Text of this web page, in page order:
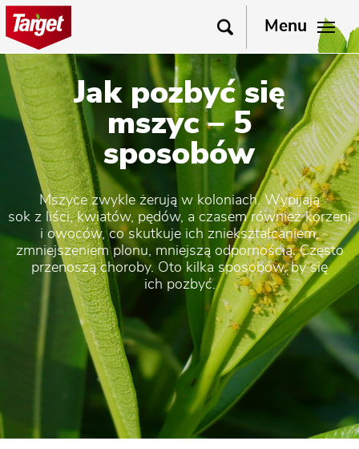
Menu
Jak pozbyć się
mszyc – 5
sposobów
Mszyce zwykle żerują w koloniach. Wypijają
sok z liści, kwiatów, pędów, a czasem również korzeni
i owoców, co skutkuje ich zniekształcaniem,
zmniejszeniem plonu, mniejszą odpornością. Często
przenoszą choroby. Oto kilka sposobów, by się
ich pozbyć.